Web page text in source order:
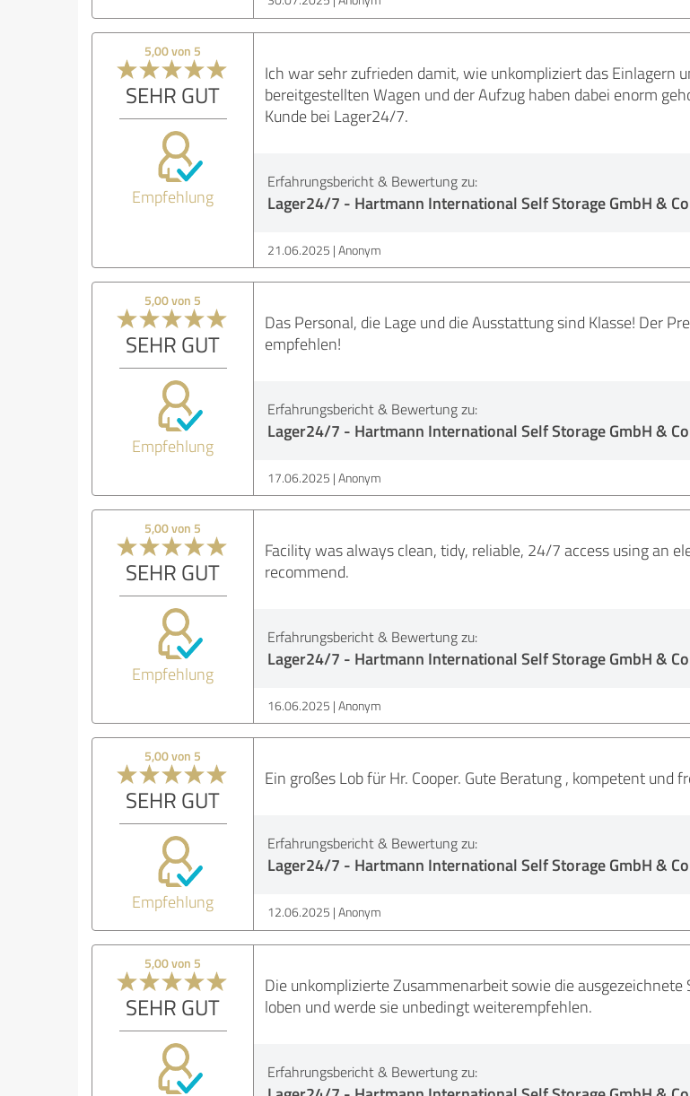
5,00 von 5
SEHR GUT
Empfehlung
Ich war sehr zufrieden damit, wie unkompliziert das Einlagern
bereitgestellten Wagen und der Aufzug haben dabei enorm
Kunde bei Lager24/7.
Erfahrungsbericht & Bewertung zu:
Lager24/7 - Hartmann International Self Storage GmbH &
21.06.2025 Anonym
5,00 von 5
SEHR GUT
Empfehlung
Das Personal, die Lage und die Ausstattung sind Klasse! Der
empfehlen!
Erfahrungsbericht & Bewertung zu:
Lager24/7 - Hartmann International Self Storage GmbH &
17.06.2025 Anonym
5,00 von 5
SEHR GUT
Empfehlung
Facility was always clean, tidy, reliable, 24/7 access using an
recommend.
Erfahrungsbericht & Bewertung zu:
Lager24/7 - Hartmann International Self Storage GmbH &
16.06.2025 Anonym
5,00 von 5
SEHR GUT
Empfehlung
Ein großes Lob für Hr. Cooper. Gute Beratung , kompetent und
Erfahrungsbericht & Bewertung zu:
Lager24/7 - Hartmann International Self Storage GmbH &
12.06.2025 Anonym
5,00 von 5
SEHR GUT
Die unkomplizierte Zusammenarbeit sowie die
loben und werde sie unbedingt weiterempfehlen.
Erfahrungsbericht & Bewertung zu: